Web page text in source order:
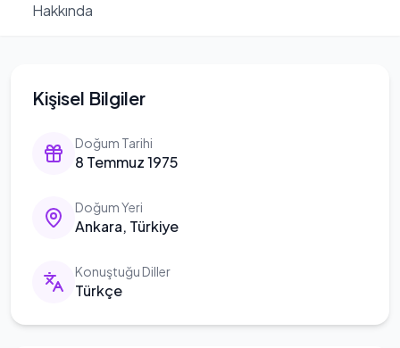
Hakkında
Kişisel Bilgiler
Doğum Tarihi
8 Temmuz 1975
Doğum Yeri
Ankara, Türkiye
Konuştuğu Diller
Türkçe